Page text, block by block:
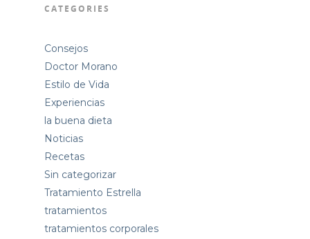
CATEGORIES
Consejos
Doctor Morano
Estilo de Vida
Experiencias
la buena dieta
Noticias
Recetas
Sin categorizar
Tratamiento Estrella
tratamientos
tratamientos corporales